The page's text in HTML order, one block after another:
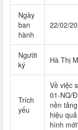
Ngày
ban
hành
22/02/
Người
ký
Hà Thị
Trích
yếu
Về việc
01-NQ/
nền
hiệu
hình